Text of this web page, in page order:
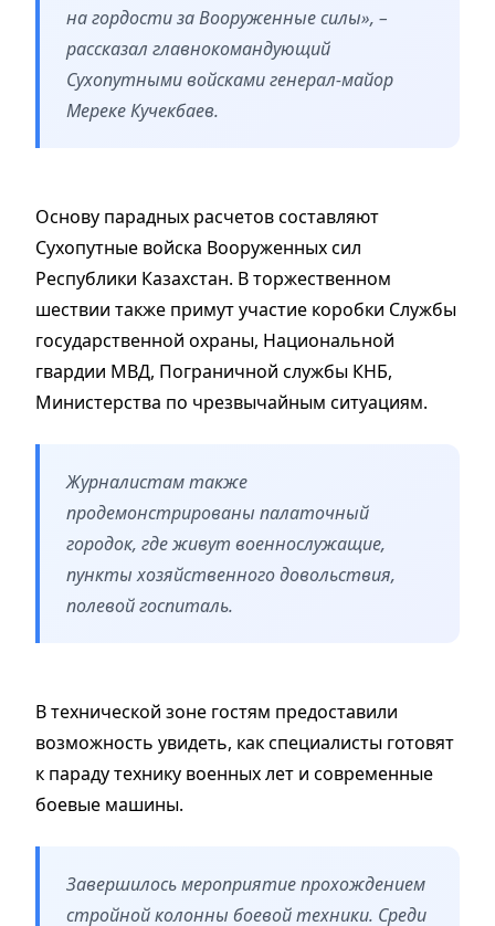
на гордости за Вооруженные силы», –
рассказал главнокомандующий
Сухопутными войсками генерал-майор
Мереке Кучекбаев.
Основу парадных расчетов составляют
Сухопутные войска Вооруженных сил
Республики Казахстан. В торжественном
шествии также примут участие коробки Службы
государственной охраны, Национальной
гвардии МВД, Пограничной службы КНБ,
Министерства по чрезвычайным ситуациям.
Журналистам также
продемонстрированы палаточный
городок, где живут военнослужащие,
пункты хозяйственного довольствия,
полевой госпиталь.
В технической зоне гостям предоставили
возможность увидеть, как специалисты готовят
к параду технику военных лет и современные
боевые машины.
Завершилось мероприятие прохождением
стройной колонны боевой техники. Среди